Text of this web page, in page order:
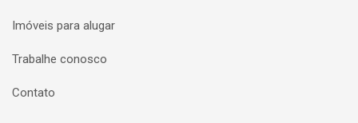
Imóveis para alugar
Trabalhe conosco
Contato